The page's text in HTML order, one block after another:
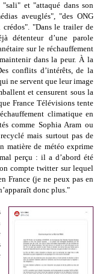
et "attaqué dans son
aveuglés", "des ONG
"Dans le trailer de
détenteur d’une parole
sur le réchauffement
dans la peur. À la
conflits d’intérêts, de la
ne servent que leur image
et censurent sous la
France Télévisions tente
climatique en
comme Sophia Aram ou
mais surtout pas de
matière de météo exprime
perçu : il a d’abord été
compte twitter sur lequel
France (je ne peux pas en
donc plus."